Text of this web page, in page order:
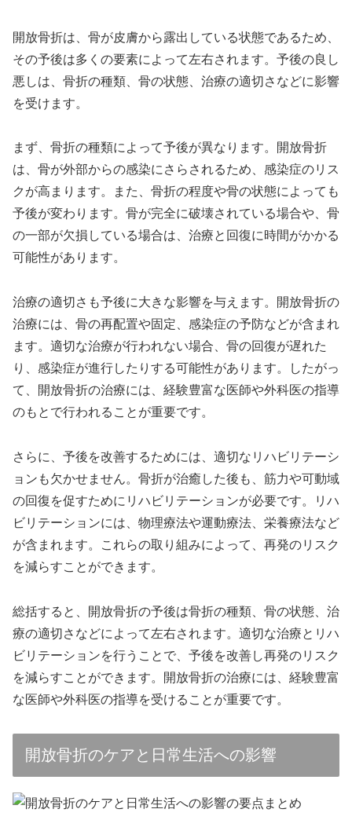
開放骨折は、骨が皮膚から露出している状態であるため、
その予後は多くの要素によって左右されます。予後の良し
悪しは、骨折の種類、骨の状態、治療の適切さなどに影響
を受けます。
まず、骨折の種類によって予後が異なります。開放骨折
は、骨が外部からの感染にさらされるため、感染症のリス
クが高まります。また、骨折の程度や骨の状態によっても
予後が変わります。骨が完全に破壊されている場合や、骨
の一部が欠損している場合は、治療と回復に時間がかかる
可能性があります。
治療の適切さも予後に大きな影響を与えます。開放骨折の
治療には、骨の再配置や固定、感染症の予防などが含まれ
ます。適切な治療が行われない場合、骨の回復が遅れた
り、感染症が進行したりする可能性があります。したがっ
て、開放骨折の治療には、経験豊富な医師や外科医の指導
のもとで行われることが重要です。
さらに、予後を改善するためには、適切なリハビリテーシ
ョンも欠かせません。骨折が治癒した後も、筋力や可動域
の回復を促すためにリハビリテーションが必要です。リハ
ビリテーションには、物理療法や運動療法、栄養療法など
が含まれます。これらの取り組みによって、再発のリスク
を減らすことができます。
総括すると、開放骨折の予後は骨折の種類、骨の状態、治
療の適切さなどによって左右されます。適切な治療とリハ
ビリテーションを行うことで、予後を改善し再発のリスク
を減らすことができます。開放骨折の治療には、経験豊富
な医師や外科医の指導を受けることが重要です。
開放骨折のケアと日常生活への影響